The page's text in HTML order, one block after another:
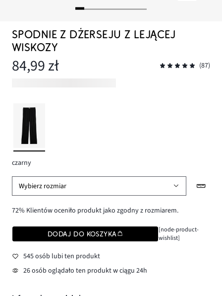
SPODNIE Z DŻERSEJU Z LEJĄCEJ
WISKOZY
84,99 zł (87)
czarny
Wybierz rozmiar
72% Klientów oceniło produkt jako zgodny z rozmiarem.
DODAJ DO KOSZYKA
[node-product-
wishlist]
545 osób lubi ten produkt
26 osób oglądało ten produkt w ciągu 24h